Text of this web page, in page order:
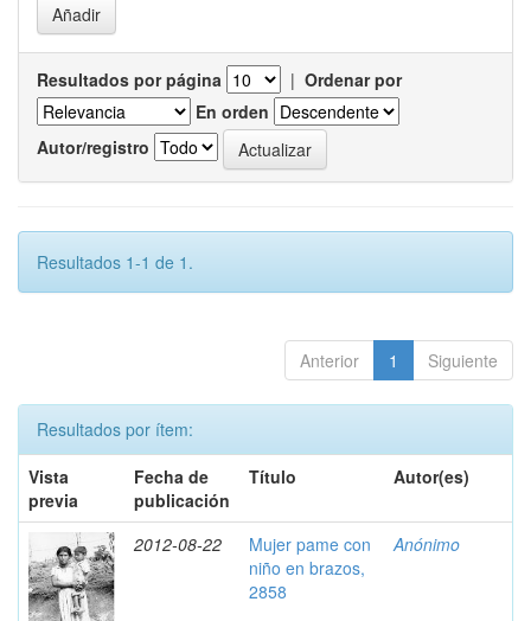
Resultados por página | Ordenar por
En orden
Autor/registro
Resultados 1-1 de 1.
Anterior 1 Siguiente
Resultados por ítem:
Vista
previa
Fecha de
publicación
Título Autor(es)
2012-08-22
Mujer pame con
niño en brazos,
2858
Anónimo